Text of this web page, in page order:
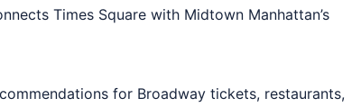
Times Square with Midtown Manhattan’s
for Broadway tickets, restaurants,